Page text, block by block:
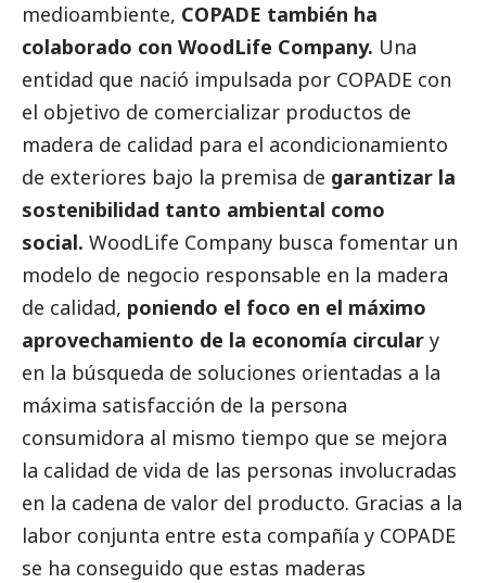
medioambiente, COPADE también ha
colaborado con WoodLife Company. Una
entidad que nació impulsada por COPADE con
el objetivo de comercializar productos de
madera de calidad para el acondicionamiento
de exteriores bajo la premisa de garantizar la
sostenibilidad tanto ambiental como
social. WoodLife Company busca fomentar un
modelo de negocio responsable en la madera
de calidad, poniendo el foco en el máximo
aprovechamiento de la economía circular y
en la búsqueda de soluciones orientadas a la
máxima satisfacción de la persona
consumidora al mismo tiempo que se mejora
la calidad de vida de las personas involucradas
en la cadena de valor del producto. Gracias a la
labor conjunta entre esta compañía y COPADE
se ha conseguido que estas maderas